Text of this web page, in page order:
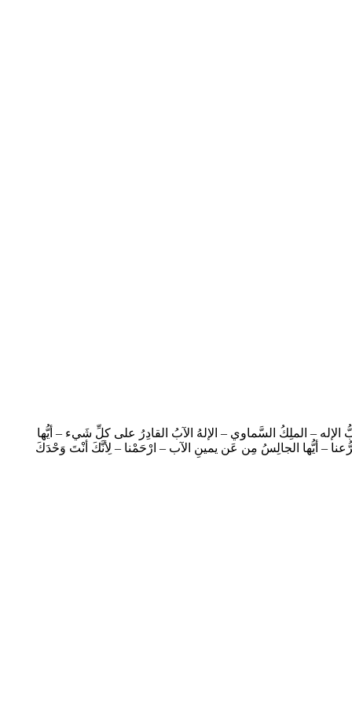
– الملِكُ السَّماوي – الإلهُ الآبُ القادِرُ على كلِّ شَيء – أيُّها
– أيُّها الجالِسُ مِن عَن يمينِ الآب – ارْحَمْنا – لِأنَّكَ أنْتَ وَحْدَكَ